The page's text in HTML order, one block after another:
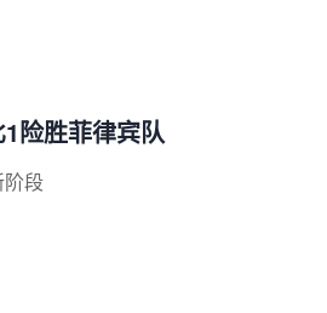
险胜菲律宾队
段